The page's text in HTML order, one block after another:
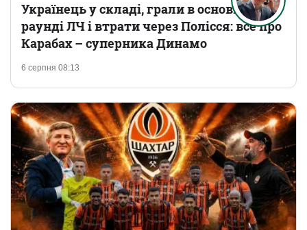
6 серпня 08:13
Українець у складі, грали в основному
раунді ЛЧ і втрати через Полісся: все про
Карабах – суперника Динамо